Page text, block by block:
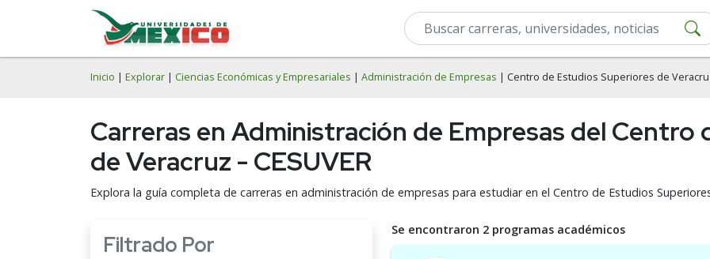
Inicio | Explorar | Ciencias Económicas y Empresariales | Administración de Empresas | Centro de Estudios Superiores de
Carreras en Administración de Empresas del Centro
de Veracruz - CESUVER
Explora la guía completa de carreras en administración de empresas para estudiar en el Centro de Estudios Superiores
Filtrado Por
Se encontraron 2 programas académicos